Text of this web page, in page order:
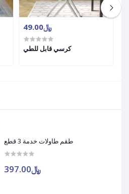
طقم طاولات خدمة 3 قطع
﷼397.00
﷼49.00
كرسي قابل للطي